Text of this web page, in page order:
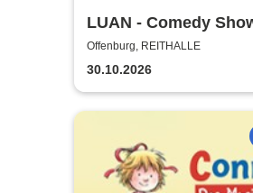
LUAN - Comedy
Glaub halt net!
Offenburg, REITHALLE
30.10.2026